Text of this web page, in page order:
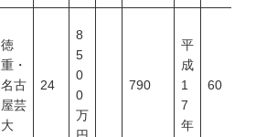
徳
重・
名古
屋芸
大
24
8
5
0
0
万
790
平
成
1
7
年
60